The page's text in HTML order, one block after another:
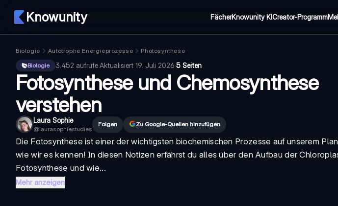
Knowunity FächerKnowunity KICreator-Programm
Biologie Autotrophe Energieprozesse
Photosynthese
Biologie
3.452 aufrufe·Aktualisiert 19. Juli 2026·5 Seiten
Fotosynthese und Chemosynthese
verstehen
Laura Sophie
@laurasophiestudies
Folgen Zu Google-Quellen hinzufügen
Die Fotosynthese ist einer der wichtigsten biochemischen Prozesse auf unserem
wie wir es kennen! In diesen Notizen erfährst du alles über den Aufbau der
Fotosynthese und wie...
Mehr anzeigen